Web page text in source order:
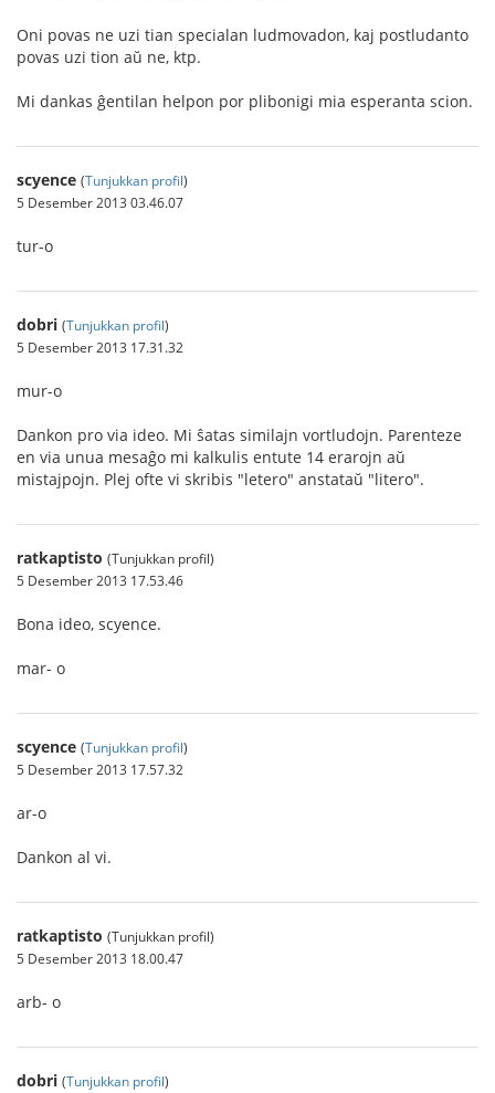
Oni povas ne uzi tian specialan ludmovadon, kaj postludanto
povas uzi tion aŭ ne, ktp.
Mi dankas ĝentilan helpon por plibonigi mia esperanta scion.
scyence (Tunjukkan profil)
5 Desember 2013 03.46.07
tur-o
dobri (Tunjukkan profil)
5 Desember 2013 17.31.32
mur-o
Dankon pro via ideo. Mi ŝatas similajn vortludojn. Parenteze
en via unua mesaĝo mi kalkulis entute 14 erarojn aŭ
mistajpojn. Plej ofte vi skribis "letero" anstataŭ "litero".
ratkaptisto (Tunjukkan profil)
5 Desember 2013 17.53.46
Bona ideo, scyence.
mar- o
scyence (Tunjukkan profil)
5 Desember 2013 17.57.32
ar-o
Dankon al vi.
ratkaptisto (Tunjukkan profil)
5 Desember 2013 18.00.47
arb- o
dobri (Tunjukkan profil)